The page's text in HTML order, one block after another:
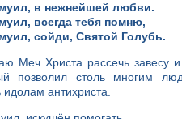
в нежнейшей любви.
всегда тебя помню,
сойди, Святой Голубь.
Меч Христа рассечь завесу и
позволил столь многим
антихриста.